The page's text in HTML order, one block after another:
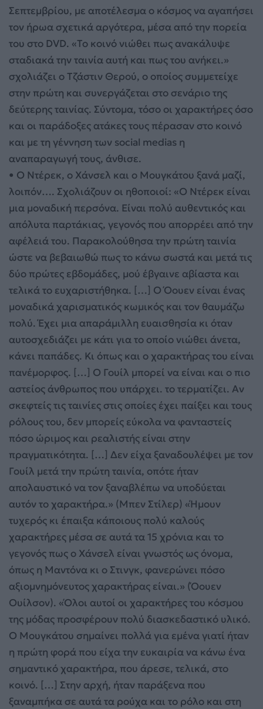
Σεπτεμβρίου, με αποτέλεσμα ο κόσμος να αγαπήσει
τον ήρωα σχετικά αργότερα, μέσα από την πορεία
του στο DVD. «Το κοινό νιώθει πως ανακάλυψε
σταδιακά την ταινία αυτή και πως του ανήκει.»
σχολιάζει ο Τζάστιν Θερού, ο οποίος συμμετείχε
στην πρώτη και συνεργάζεται στο σενάριο της
δεύτερης ταινίας. Σύντομα, τόσο οι χαρακτήρες όσο
και οι παράδοξες ατάκες τους πέρασαν στο κοινό
και με τη γέννηση των social medias η
αναπαραγωγή τους, άνθισε.
• Ο Ντέρεκ, ο Χάνσελ και ο Μουγκάτου ξανά μαζί,
λοιπόν…. Σχολιάζουν οι ηθοποιοί: «Ο Ντέρεκ είναι
μια μοναδική περσόνα. Είναι πολύ αυθεντικός και
απόλυτα παρτάκιας, γεγονός που απορρέει από την
αφέλειά του. Παρακολούθησα την πρώτη ταινία
ώστε να βεβαιωθώ πως το κάνω σωστά και μετά τις
δύο πρώτες εβδομάδες, μού έβγαινε αβίαστα και
τελικά το ευχαριστήθηκα. […] Ο Όουεν είναι ένας
μοναδικά χαρισματικός κωμικός και τον θαυμάζω
πολύ. Έχει μια απαράμιλλη ευαισθησία κι όταν
αυτοσχεδιάζει με κάτι για το οποίο νιώθει άνετα,
κάνει παπάδες. Κι όπως και ο χαρακτήρας του είναι
πανέμορφος. […] Ο Γουίλ μπορεί να είναι και ο πιο
αστείος άνθρωπος που υπάρχει. το τερματίζει. Αν
σκεφτείς τις ταινίες στις οποίες έχει παίξει και τους
ρόλους του, δεν μπορείς εύκολα να φανταστείς
πόσο ώριμος και ρεαλιστής είναι στην
πραγματικότητα. […] Δεν είχα ξαναδουλέψει με τον
Γουίλ μετά την πρώτη ταινία, οπότε ήταν
απολαυστικό να τον ξαναβλέπω να υποδύεται
αυτόν το χαρακτήρα.» (Μπεν Στίλερ) «Ήμουν
τυχερός κι έπαιξα κάποιους πολύ καλούς
χαρακτήρες μέσα σε αυτά τα 15 χρόνια και το
γεγονός πως ο Χάνσελ είναι γνωστός ως όνομα,
όπως η Μαντόνα κι ο Στινγκ, φανερώνει πόσο
αξιομνημόνευτος χαρακτήρας είναι.» (Όουεν
Ουίλσον). «Όλοι αυτοί οι χαρακτήρες του κόσμου
της μόδας προσφέρουν πολύ διασκεδαστικό υλικό.
Ο Μουγκάτου σημαίνει πολλά για εμένα γιατί ήταν
η πρώτη φορά που είχα την ευκαιρία να κάνω ένα
σημαντικό χαρακτήρα, που άρεσε, τελικά, στο
κοινό. […] Στην αρχή, ήταν παράξενα που
ξαναμπήκα σε αυτά τα ρούχα και το ρόλο και στη